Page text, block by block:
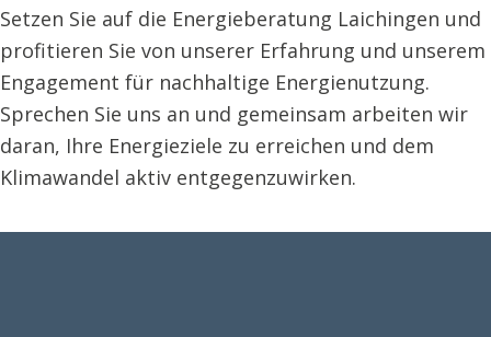
Setzen Sie auf die Energieberatung Laichingen und
profitieren Sie von unserer Erfahrung und unserem
Engagement für nachhaltige Energienutzung.
Sprechen Sie uns an und gemeinsam arbeiten wir
daran, Ihre Energieziele zu erreichen und dem
Klimawandel aktiv entgegenzuwirken.